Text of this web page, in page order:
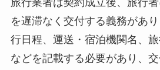
を遅滞なく交付する義務があ
行日程、運送・宿泊機関名、
などを記載する必要があり、